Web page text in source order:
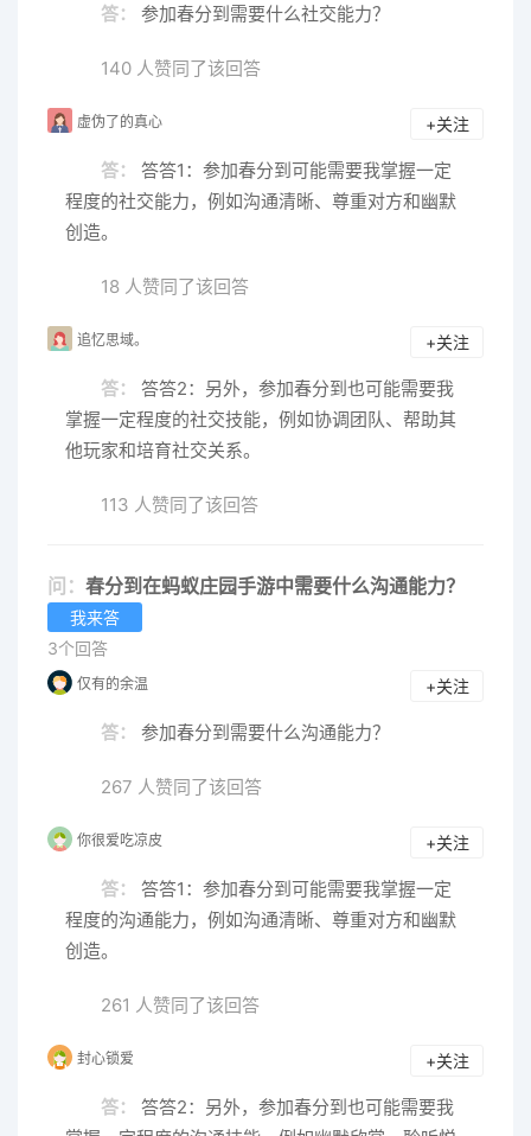
答： 参加春分到需要什么社交能力？
140 人赞同了该回答
虚伪了的真心 +关注
答：
答答1：参加春分到可能需要我掌握一定
程度的社交能力，例如沟通清晰、尊重对方和幽默
创造。
18 人赞同了该回答
追忆思域。 +关注
答：
答答2：另外，参加春分到也可能需要我
掌握一定程度的社交技能，例如协调团队、帮助其
他玩家和培育社交关系。
113 人赞同了该回答
问： 春分到在蚂蚁庄园手游中需要什么沟通能力？
我来答
3个回答
仅有的余温 +关注
答： 参加春分到需要什么沟通能力？
267 人赞同了该回答
你很爱吃凉皮 +关注
答：
答答1：参加春分到可能需要我掌握一定
程度的沟通能力，例如沟通清晰、尊重对方和幽默
创造。
261 人赞同了该回答
封心锁爱 +关注
答：
答答2：另外，参加春分到也可能需要我